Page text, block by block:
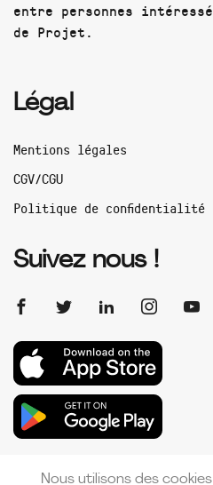
entre personnes
de Projet.
Légal
Mentions légales
CGV/CGU
Politique de confidentialité
Suivez nous !
Nous utilisons des